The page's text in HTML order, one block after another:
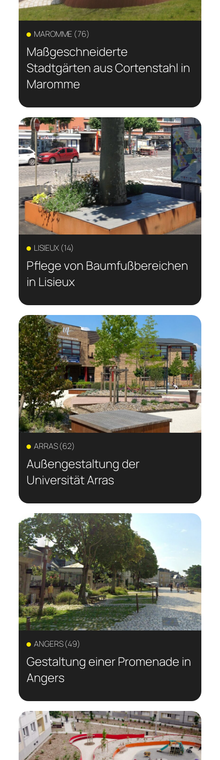
MAROMME (76)
Maßgeschneiderte
Stadtgärten aus Cortenstahl in
Maromme
LISIEUX (14)
Pflege von Baumfußbereichen
in Lisieux
ARRAS (62)
Außengestaltung der
Universität Arras
ANGERS (49)
Gestaltung einer Promenade in
Angers